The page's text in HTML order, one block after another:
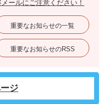
ールにご注意ください！
重要なお知らせの一覧
重要なお知らせのRSS
ジ